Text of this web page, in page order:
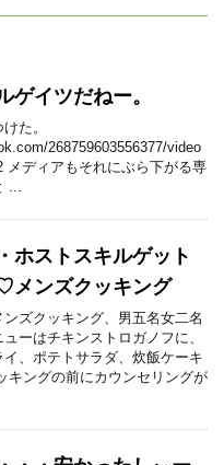
ゲイツだねー。
た。
268759603556377/video
メディアもそれにぶら下がる専
...
ホストスキルゲット
ンズクッキング
ズクッキング、男五名女二名
ーはチキンストロガノフに、
、ポテトサラダ、炊飯ケーキ
キングの前にカウンセリングが